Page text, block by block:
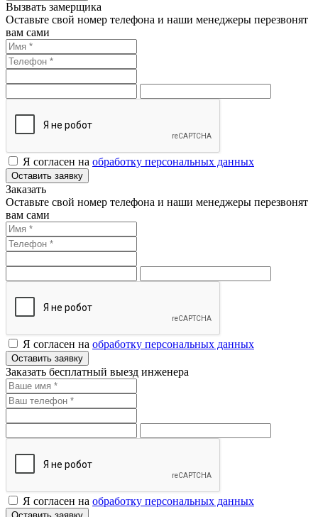
Вызвать замерщика
Оставьте свой номер телефона и наши менеджеры перезвонят
вам сами
Я согласен на обработку персональных данных
Оставить заявку
Заказать
Оставьте свой номер телефона и наши менеджеры перезвонят
вам сами
Я согласен на обработку персональных данных
Оставить заявку
Заказать бесплатный выезд инженера
Я согласен на обработку персональных данных